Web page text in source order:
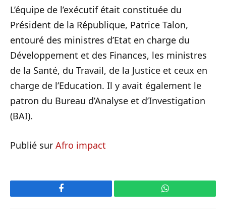
L’équipe de l’exécutif était constituée du
Président de la République, Patrice Talon,
entouré des ministres d’Etat en charge du
Développement et des Finances, les ministres
de la Santé, du Travail, de la Justice et ceux en
charge de l’Education. Il y avait également le
patron du Bureau d’Analyse et d’Investigation
(BAI).
Publié sur Afro impact
Facebook WhatsApp